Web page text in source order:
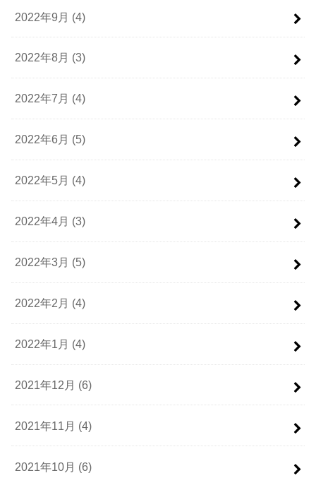
2022年9月 (4)
2022年8月 (3)
2022年7月 (4)
2022年6月 (5)
2022年5月 (4)
2022年4月 (3)
2022年3月 (5)
2022年2月 (4)
2022年1月 (4)
2021年12月 (6)
2021年11月 (4)
2021年10月 (6)